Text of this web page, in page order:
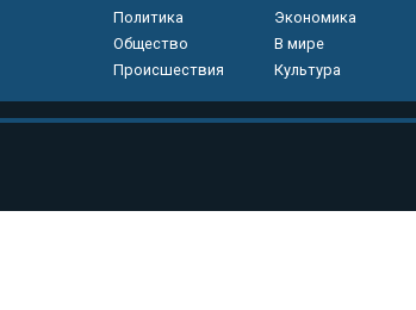
Политика
Экономика
Общество
В мире
Происшествия
Культура
массовых коммуникаций (Роскомнадзор) 05